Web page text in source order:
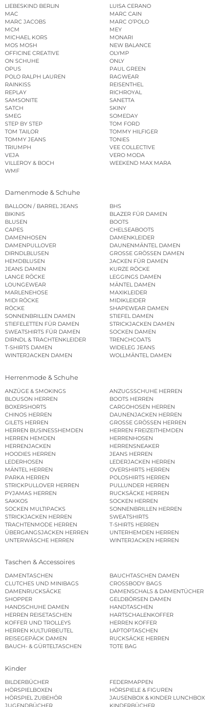
LIEBESKIND BERLIN
LUISA CERANO
MAC
MARC CAIN
MARC JACOBS
MARC O’POLO
MCM
MEY
MICHAEL KORS
MONARI
MOS MOSH
NEW BALANCE
OFFICINE CREATIVE
OLYMP
ON SCHUHE
ONLY
OPUS
PAUL GREEN
POLO RALPH LAUREN
RAGWEAR
RAINKISS
REISENTHEL
REPLAY
RICHROYAL
SAMSONITE
SANETTA
SATCH
SKINY
SMEG
SOMEDAY
STEP BY STEP
TOM FORD
TOM TAILOR
TOMMY HILFIGER
TOMMY JEANS
TONIES
TRIUMPH
VEE COLLECTIVE
VEJA
VERO MODA
VILLEROY & BOCH
WEEKEND MAX MARA
WMF
Damenmode & Schuhe
BALLOON / BARREL JEANS
BHS
BIKINIS
BLAZER FÜR DAMEN
BLUSEN
BOOTS
CAPES
CHELSEABOOTS
DAMENHOSEN
DAMENKLEIDER
DAMENPULLOVER
DAUNENMÄNTEL DAMEN
DIRNDLBLUSEN
GROSSE GRÖSSEN DAMEN
HEMDBLUSEN
JACKEN FÜR DAMEN
JEANS DAMEN
KURZE RÖCKE
LANGE RÖCKE
LEGGINGS DAMEN
LOUNGEWEAR
MÄNTEL DAMEN
MARLENEHOSE
MAXIKLEIDER
MIDI RÖCKE
MIDIKLEIDER
RÖCKE
SHAPEWEAR DAMEN
SONNENBRILLEN DAMEN
STIEFEL DAMEN
STIEFELETTEN FÜR DAMEN
STRICKJACKEN DAMEN
SWEATSHIRTS FÜR DAMEN
SOCKEN DAMEN
DIRNDL & TRACHTENKLEIDER
TRENCHCOATS
T-SHIRTS DAMEN
WIDELEG JEANS
WINTERJACKEN DAMEN
WOLLMÄNTEL DAMEN
Herrenmode & Schuhe
ANZÜGE & SMOKINGS
ANZUGSSCHUHE HERREN
BLOUSON HERREN
BOOTS HERREN
BOXERSHORTS
CARGOHOSEN HERREN
CHINOS HERREN
DAUNENJACKEN HERREN
GILETS HERREN
GROSSE GRÖSSEN HERREN
HERREN BUSINESSHEMDEN
HERREN FREIZEITHEMDEN
HERREN HEMDEN
HERRENHOSEN
HERRENJACKEN
HERRENSNEAKER
HOODIES HERREN
JEANS HERREN
LEDERHOSEN
LEDERJACKEN HERREN
MÄNTEL HERREN
OVERSHIRTS HERREN
PARKA HERREN
POLOSHIRTS HERREN
STRICKPULLOVER HERREN
PULLUNDER HERREN
PYJAMAS HERREN
RUCKSÄCKE HERREN
SAKKOS
SOCKEN HERREN
SOCKEN MULTIPACKS
SONNENBRILLEN HERREN
STRICKJACKEN HERREN
SWEATSHIRTS
TRACHTENMODE HERREN
T-SHIRTS HERREN
ÜBERGANGSJACKEN HERREN
UNTERHEMDEN HERREN
UNTERWÄSCHE HERREN
WINTERJACKEN HERREN
Taschen & Accessoires
DAMENTASCHEN
BAUCHTASCHEN DAMEN
CLUTCHES UND MINIBAGS
CROSSBODY BAGS
DAMENRUCKSÄCKE
DAMENSCHALS & DAMENTÜCHER
SHOPPER
GELDBÖRSEN DAMEN
HANDSCHUHE DAMEN
HANDTASCHEN
HERREN REISETASCHEN
HARTSCHALENKOFFER
KOFFER UND TROLLEYS
HERREN KOFFER
HERREN KULTURBEUTEL
LAPTOPTASCHEN
REISEGEPÄCK DAMEN
RUCKSÄCKE HERREN
BAUCH- & GÜRTELTASCHEN
TOTE BAG
Kinder
BILDERBÜCHER
FEDERMAPPEN
HÖRSPIELBOXEN
HÖRSPIELE & FIGUREN
HÖRSPIEL ZUBEHÖR
JAUSENBOX & KINDER LUNCHBOX
JUGENDBÜCHER
KINDERBÜCHER